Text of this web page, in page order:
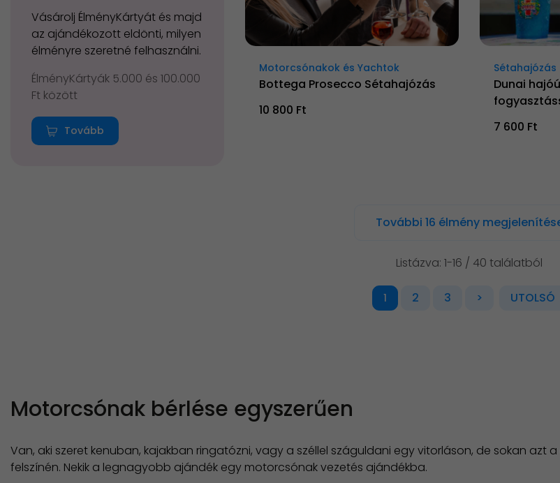
Vásárolj ÉlményKártyát és majd
az ajándékozott eldönti, milyen
élményre szeretné felhasználni.
ÉlményKártyák 5.000 és 100.000
Ft között
Tovább
Motorcsónakok és Yachtok
Bottega Prosecco Sétahajózás
10 800 Ft
Sétahajózás
Dunai
7 600 Ft
További 16 élmény
Listázva: 1-16 / 40 találatból
1 2 3 > UTOLSÓ
Motorcsónak bérlése egyszerűen
Van, aki szeret kenuban, kajakban ringatózni, vagy a széllel száguldani egy vitorláson, de sokan
felszínén. Nekik a legnagyobb ajándék egy motorcsónak vezetés ajándékba.